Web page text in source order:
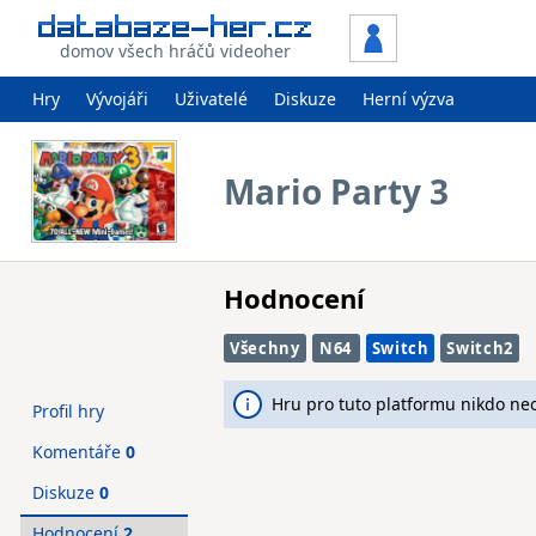
domov všech hráčů videoher
Hry Vývojáři Uživatelé Diskuze Herní výzva
Mario Party 3
Hodnocení
Všechny N64 Switch Switch2
Hru pro tuto platformu nikdo
Profil hry
Komentáře 0
Diskuze 0